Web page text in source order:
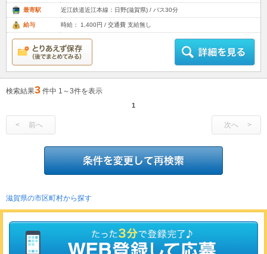
最寄駅 近江鉄道近江本線：日野(滋賀県) / バス30分
給与 時給： 1,400円 / 交通費 支給無し
検索結果3 件中 1～3件を表示
1
前へ 次へ
滋賀県の市区町村から探す